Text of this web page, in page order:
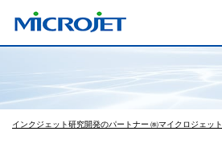
インクジェット研究開発のパートナー ㈱マイクロジェット